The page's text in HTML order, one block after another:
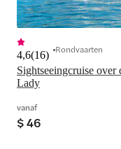
Sightseeingcruise
Lady
4,6(16) Rondvaarten
vanaf
$ 46